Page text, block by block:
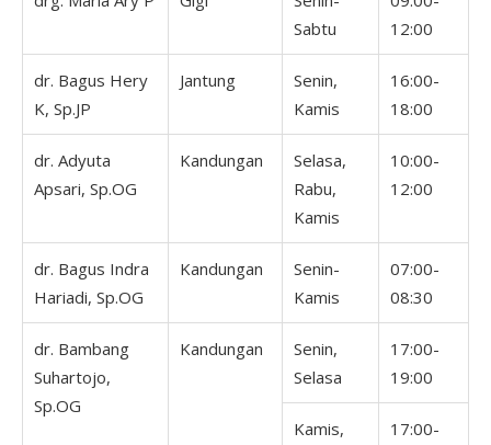
Sabtu
12:00
dr. Bagus Hery
K, Sp.JP
Jantung
Senin,
Kamis
16:00-
18:00
dr. Adyuta
Apsari, Sp.OG
Kandungan
Selasa,
Rabu,
Kamis
10:00-
12:00
dr. Bagus Indra
Hariadi, Sp.OG
Kandungan
Senin-
Kamis
07:00-
08:30
dr. Bambang
Suhartojo,
Sp.OG
Kandungan
Senin,
Selasa
17:00-
19:00
Kamis,
17:00-